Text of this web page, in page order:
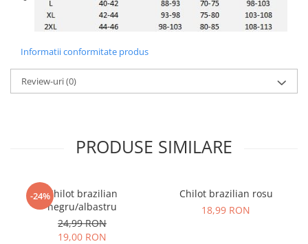
Informatii conformitate produs
Review-uri(0)
PRODUSE SIMILARE
-24%Chilot brazilian
negru/albastru
24,99 RON
19,00 RON
Chilot brazilian rosu
18,99 RON